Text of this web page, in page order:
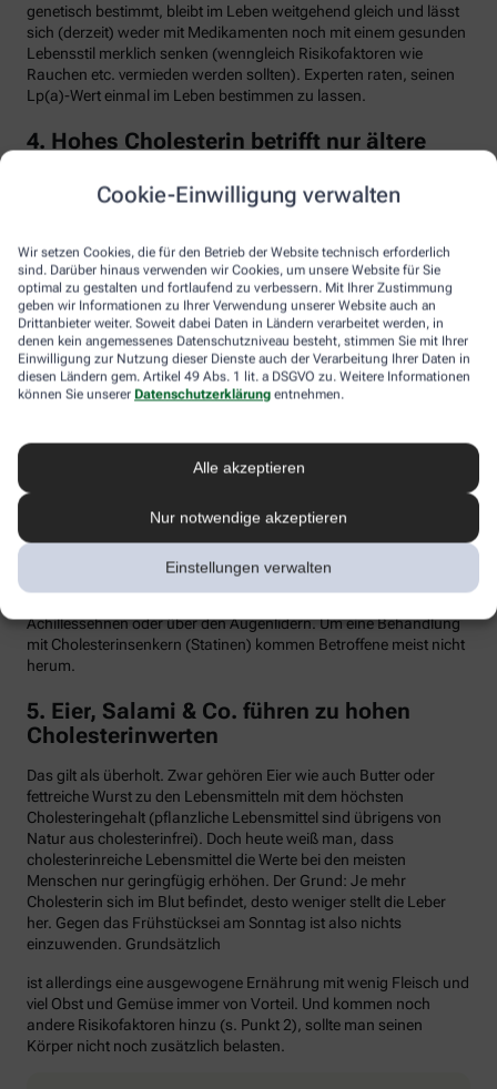
Cookie-Einwilligung verwalten
Wir setzen Cookies, die für den Betrieb der Website technisch erforderlich
sind. Darüber hinaus verwenden wir Cookies, um unsere Website für Sie
optimal zu gestalten und fortlaufend zu verbessern. Mit Ihrer Zustimmung
geben wir Informationen zu Ihrer Verwendung unserer Website auch an
Drittanbieter weiter. Soweit dabei Daten in Ländern verarbeitet werden, in
denen kein angemessenes Datenschutzniveau besteht, stimmen Sie mit Ihrer
Einwilligung zur Nutzung dieser Dienste auch der Verarbeitung Ihrer Daten in
diesen Ländern gem. Artikel 49 Abs. 1 lit. a DSGVO zu. Weitere Informationen
können Sie unserer Datenschutzerklärung entnehmen.
Alle akzeptieren
Nur notwendige akzeptieren
Einstellungen verwalten
genetisch bestimmt, bleibt im Leben weitgehend gleich und lässt
sich (derzeit) weder mit Medikamenten noch mit einem gesunden
Lebensstil merklich senken (wenngleich Risikofaktoren wie
Rauchen etc. vermieden werden sollten). Experten raten, seinen
Lp(a)-Wert einmal im Leben bestimmen zu lassen.
4. Hohes Cholesterin betrifft nur ältere
Falsch. Zwar steigt das Risiko für erhöhte Cholesterinwerte mit
Hypercholesterinämie (FH) haben jedoch schon von Geburt an
erhöhte Blutfettwerte. Bei der erblich bedingten
Stoffwechselerkrankung sammelt sich durch einen Gendefekt
sehr viel LDL-Cholesterin im Blut an (über 190 bis 500 mg/dl) und
lagert sich an den Wänden der Arterien und Venen ab. Betroffene
entwickeln oft schon im jungen Erwachsenenalter eine
Arteriosklerose.
bis zur Menopause durch Hormone besser geschützt, bei ihnen
sind es rund 30 Prozent bis zum Alter von 60 Jahren. Die familiäre
Hypercholesterinämie kommt bei etwa einer von 300 Personen
vor. Sind in der Familie Fälle von frühen Herzinfarkten, Stents oder
Bypass-Operationen bekannt, sollte man sein Cholesterin
dringend überprüfen lassen. Anzeichen können auch gelbliche
Achillessehnen oder über den Augenlidern. Um eine Behandlung
mit Cholesterinsenkern (Statinen) kommen Betroffene meist nicht
herum.
5. Eier, Salami & Co. führen zu hohen
Cholesterinwerten
Das gilt als überholt. Zwar gehören Eier wie auch Butter oder
fettreiche Wurst zu den Lebensmitteln mit dem höchsten
Cholesteringehalt (pflanzliche Lebensmittel sind übrigens von
Natur aus cholesterinfrei). Doch heute weiß man, dass
cholesterinreiche Lebensmittel die Werte bei den meisten
Menschen nur geringfügig erhöhen. Der Grund: Je mehr
Cholesterin sich im Blut befindet, desto weniger stellt die Leber
her. Gegen das Frühstücksei am Sonntag ist also nichts
einzuwenden. Grundsätzlich
ist allerdings eine ausgewogene Ernährung mit wenig Fleisch und
viel Obst und Gemüse immer von Vorteil. Und kommen noch
andere Risikofaktoren hinzu (s. Punkt 2), sollte man seinen
Körper nicht noch zusätzlich belasten.